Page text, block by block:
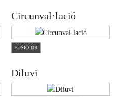
Circunval·lació
FUSIO OR
Diluvi